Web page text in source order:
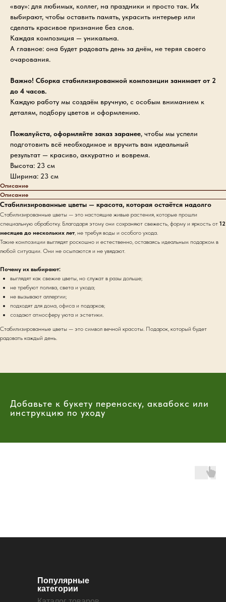
«вау»: для любимых, коллег, на праздники и просто так. Их
выбирают, чтобы оставить память, украсить интерьер или
сделать красивое признание без слов.
Каждая композиция — уникальна.
А главное: она будет радовать день за днём, не теряя своего
очарования.
Важно! Сборка стабилизированной композиции занимает от 2
до 4 часов.
Каждую работу мы создаём вручную, с особым вниманием к
деталям, подбору цветов и оформлению.
Пожалуйста, оформляйте заказ заранее, чтобы мы успели
подготовить всё необходимое и вручить вам идеальный
результат — красиво, аккуратно и вовремя.
Высота: 23 см
Ширина: 23 см
Описание
Описание
Стабилизированные цветы — красота, которая остаётся надолго
Стабилизированные цветы — это настоящие живые растения, которые прошли
специальную обработку. Благодаря этому они сохраняют свежесть, форму и яркость от 12
месяцев до нескольких лет, не требуя воды и особого ухода.
Такие композиции выглядят роскошно и естественно, оставаясь идеальным подарком в
любой ситуации. Они не осыпаются и не увядают.
Почему их выбирают:
выглядят как свежие цветы, но служат в разы дольше;
не требуют полива, света и ухода;
не вызывают аллергии;
подходят для дома, офиса и подарков;
создают атмосферу уюта и эстетики.
Стабилизированные цветы — это символ вечной красоты. Подарок, который будет
радовать каждый день.
Добавьте к букету переноску, аквабокс или
инструкцию по уходу
Популярные
категории